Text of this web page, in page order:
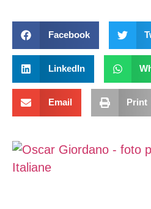
Facebook
LinkedIn
Email Print